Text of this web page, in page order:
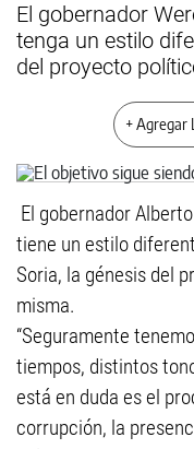
El gobernador
tenga un estilo
del proyecto
+ Agregar
El gobernador
tiene un estilo
Soria, la génesis del
misma.
“Seguramente
tiempos, distintos
está en duda es el
corrupción, la